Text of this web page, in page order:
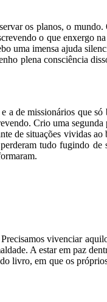
os planos, o
o que enxergo
uma imensa ajuda
plena consciência
a de missionários que
Crio uma
de situações vividas
tudo fugindo
vivenciar
A estar em paz
livro, em que os